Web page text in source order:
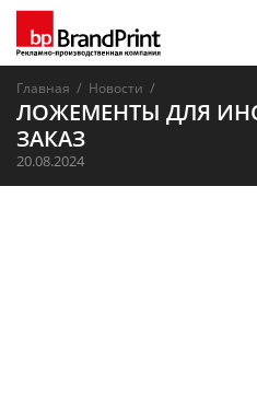
Главная / Новости /
ЛОЖЕМЕНТЫ ДЛЯ
ЗАКАЗ
20.08.2024